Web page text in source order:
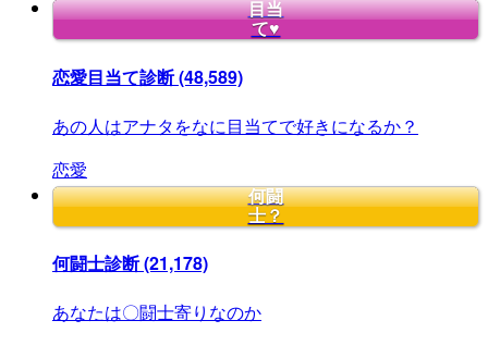
目当
て♥
恋愛目当て診断(48,589)
あの人はアナタをなに目当てで好きになるか？
恋愛
何闘
士？
何闘士診断(21,178)
あなたは〇闘士寄りなのか